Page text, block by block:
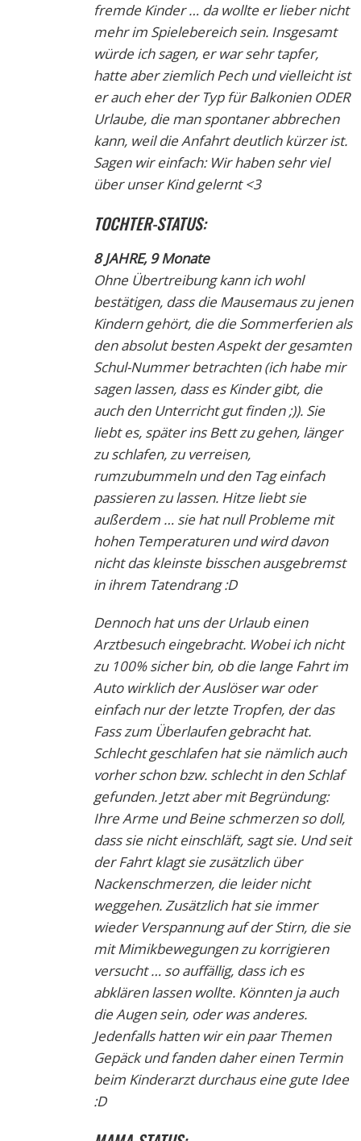
fremde Kinder … da wollte er lieber nicht
mehr im Spielebereich sein. Insgesamt
würde ich sagen, er war sehr tapfer,
hatte aber ziemlich Pech und vielleicht ist
er auch eher der Typ für Balkonien ODER
Urlaube, die man spontaner abbrechen
kann, weil die Anfahrt deutlich kürzer ist.
Sagen wir einfach: Wir haben sehr viel
über unser Kind gelernt <3
TOCHTER-STATUS:
8 JAHRE, 9 Monate
Ohne Übertreibung kann ich wohl
bestätigen, dass die Mausemaus zu jenen
Kindern gehört, die die Sommerferien als
den absolut besten Aspekt der gesamten
Schul-Nummer betrachten (ich habe mir
sagen lassen, dass es Kinder gibt, die
auch den Unterricht gut finden ;)). Sie
liebt es, später ins Bett zu gehen, länger
zu schlafen, zu verreisen,
rumzubummeln und den Tag einfach
passieren zu lassen. Hitze liebt sie
außerdem … sie hat null Probleme mit
hohen Temperaturen und wird davon
nicht das kleinste bisschen ausgebremst
in ihrem Tatendrang :D
Dennoch hat uns der Urlaub einen
Arztbesuch eingebracht. Wobei ich nicht
zu 100% sicher bin, ob die lange Fahrt im
Auto wirklich der Auslöser war oder
einfach nur der letzte Tropfen, der das
Fass zum Überlaufen gebracht hat.
Schlecht geschlafen hat sie nämlich auch
vorher schon bzw. schlecht in den Schlaf
gefunden. Jetzt aber mit Begründung:
Ihre Arme und Beine schmerzen so doll,
dass sie nicht einschläft, sagt sie. Und seit
der Fahrt klagt sie zusätzlich über
Nackenschmerzen, die leider nicht
weggehen. Zusätzlich hat sie immer
wieder Verspannung auf der Stirn, die sie
mit Mimikbewegungen zu korrigieren
versucht … so auffällig, dass ich es
abklären lassen wollte. Könnten ja auch
die Augen sein, oder was anderes.
Jedenfalls hatten wir ein paar Themen
Gepäck und fanden daher einen Termin
beim Kinderarzt durchaus eine gute Idee
:D